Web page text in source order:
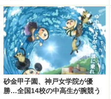
砂金甲子園、神戸女学院が優
勝…全国14校の中高生が腕競う